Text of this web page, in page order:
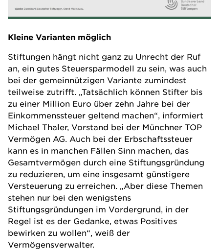
Kleine Varianten möglich
Stiftungen hängt nicht ganz zu Unrecht der Ruf
an, ein gutes Steuersparmodell zu sein, was auch
bei der gemeinnützigen Variante zumindest
teilweise zutrifft. „Tatsächlich können Stifter bis
zu einer Million Euro über zehn Jahre bei der
Einkommenssteuer geltend machen“, informiert
Michael Thaler, Vorstand bei der Münchner TOP
Vermögen AG . Auch bei der Erbschaftssteuer
kann es in manchen Fällen Sinn machen, das
Gesamtvermögen durch eine Stiftungsgründung
zu reduzieren, um eine insgesamt günstigere
Versteuerung zu erreichen. „Aber diese Themen
stehen nur bei den wenigstens
Stiftungsgründungen im Vordergrund, in der
Regel ist es der Gedanke, etwas Positives
bewirken zu wollen“, weiß der
Vermögensverwalter.